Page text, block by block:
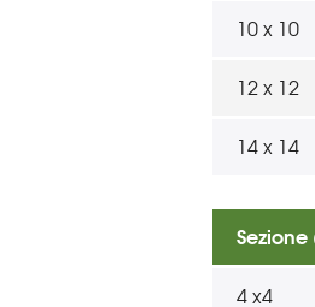
10 x 10
12 x 12
14 x 14
4 x4